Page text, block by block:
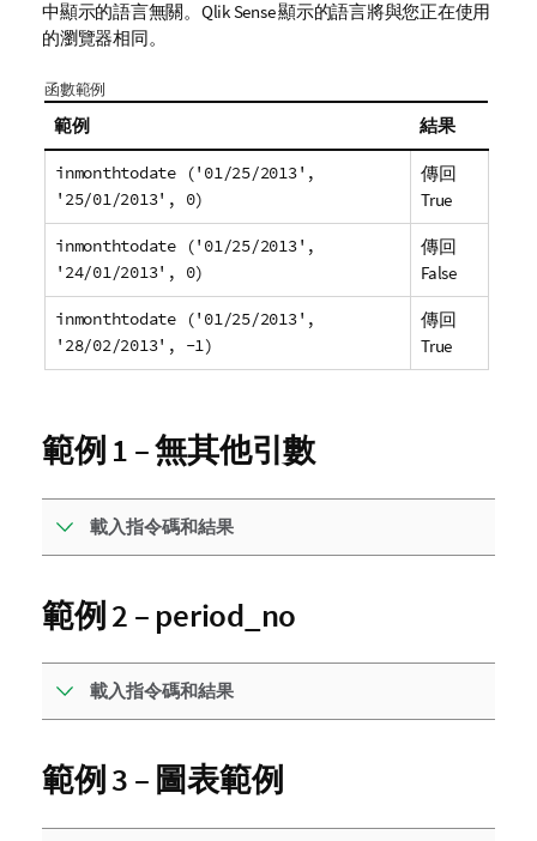
中顯示的語言無關。 Qlik Sense顯示的語言將與您正在使用
的瀏覽器相同。
函數範例
範例 結果
inmonthtodate ('01/25/2013',
'25/01/2013', 0)
傳回
True
inmonthtodate ('01/25/2013',
'24/01/2013', 0)
傳回
False
inmonthtodate ('01/25/2013',
'28/02/2013', -1)
傳回
True
範例 1 – 無其他引數
載入指令碼和結果
範例 2 – period_no
載入指令碼和結果
範例 3 – 圖表範例